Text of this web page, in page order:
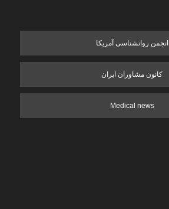
انجمن روانشناسی آمریکا
کانون مشاوران ایران
Medical news